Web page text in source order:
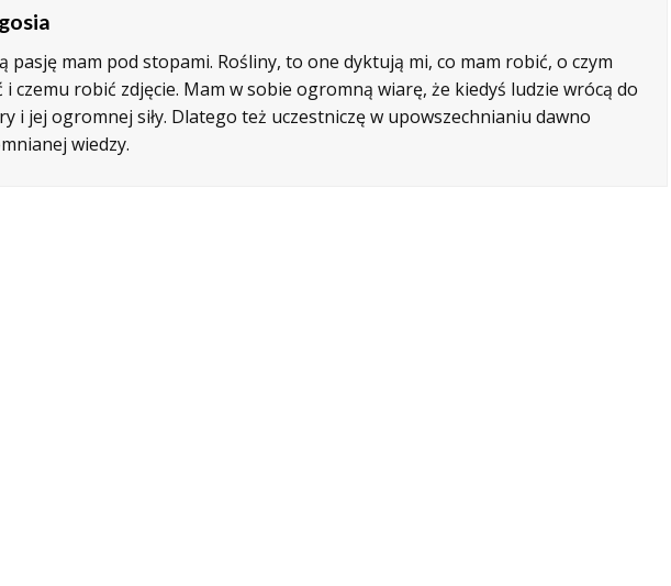
pasję mam pod stopami. Rośliny, to one dyktują mi, co mam robić, o czym
i czemu robić zdjęcie. Mam w sobie ogromną wiarę, że kiedyś ludzie wrócą do
i jej ogromnej siły. Dlatego też uczestniczę w upowszechnianiu dawno
wiedzy.